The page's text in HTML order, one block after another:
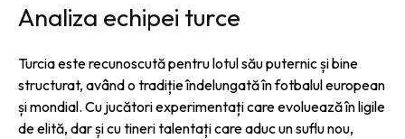
Analiza echipei turce
Turcia este recunoscută pentru lotul său puternic și bine
structurat, având o tradiție îndelungată în fotbalul european
și mondial. Cu jucători experimentați care evoluează în ligile
de elită, dar și cu tineri talentați care aduc un suflu nou,